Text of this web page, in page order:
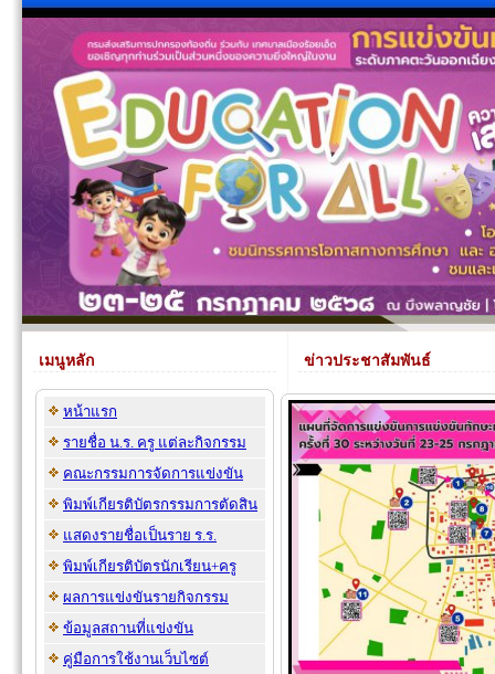
เมนูหลัก
หน้าแรก
รายชื่อ น.ร. ครู แต่ละกิจกรรม
คณะกรรมการจัดการแข่งขัน
พิมพ์เกียรติบัตรกรรมการตัดสิน
แสดงรายชื่อเป็นราย ร.ร.
พิมพ์เกียรติบัตรนักเรียน+ครู
ผลการแข่งขันรายกิจกรรม
ข้อมูลสถานที่แข่งขัน
คู่มือการใช้งานเว็บไซต์
ข่าวประชาสัมพันธ์